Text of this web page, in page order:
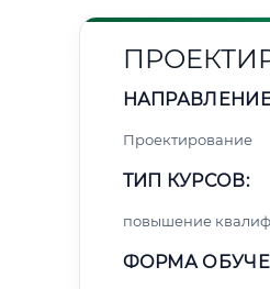
Проектирование
ТИП КУРСОВ:
повышение
ФОРМА